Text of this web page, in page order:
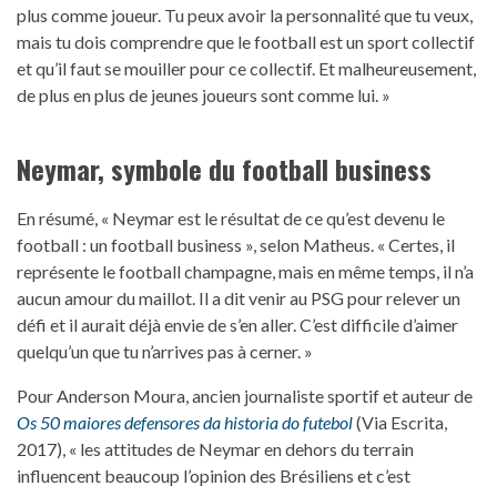
plus comme joueur. Tu peux avoir la personnalité que tu veux,
mais tu dois comprendre que le football est un sport collectif
et qu’il faut se mouiller pour ce collectif. Et malheureusement,
de plus en plus de jeunes joueurs sont comme lui. »
Neymar, symbole du football business
En résumé, « Neymar est le résultat de ce qu’est devenu le
football : un football business », selon Matheus. « Certes, il
représente le football champagne, mais en même temps, il n’a
aucun amour du maillot. Il a dit venir au PSG pour relever un
défi et il aurait déjà envie de s’en aller. C’est difficile d’aimer
quelqu’un que tu n’arrives pas à cerner. »
Pour Anderson Moura, ancien journaliste sportif et auteur de
Os 50 maiores defensores da historia do futebol(Via Escrita,
2017), « les attitudes de Neymar en dehors du terrain
influencent beaucoup l’opinion des Brésiliens et c’est